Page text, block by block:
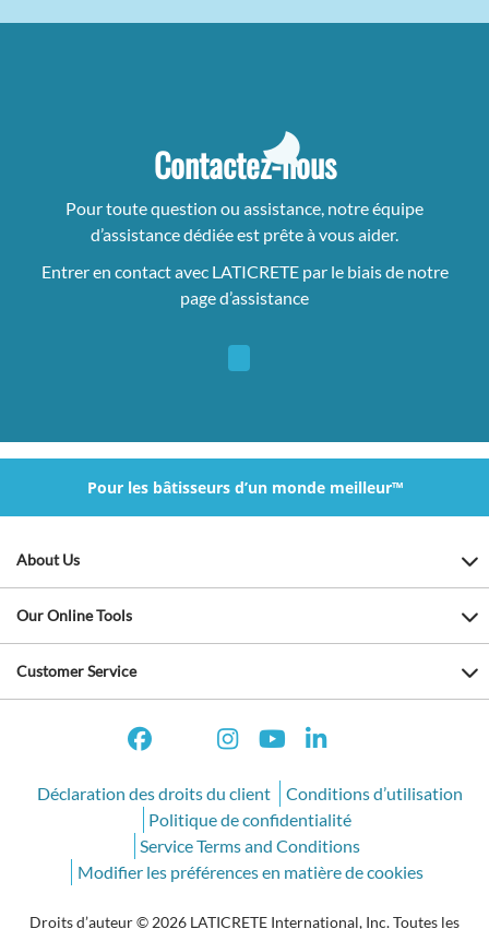
Contactez-nous
Pour toute question ou assistance, notre équipe
d’assistance dédiée est prête à vous aider.
Entrer en contact avec LATICRETE par le biais de notre
page d’assistance
Pour les bâtisseurs d’un monde meilleur™
About Us
Our Online Tools
Customer Service
Déclaration des droits du client
Conditions d’utilisation
Politique de confidentialité
Service Terms and Conditions
Modifier les préférences en matière de cookies
Droits d’auteur © 2026 LATICRETE International, Inc. Toutes les